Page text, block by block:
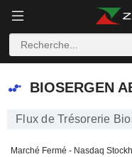
BIOSERGEN AB
BIOSERGEN
Flux de Trésorerie
Marché Fermé - Nasdaq